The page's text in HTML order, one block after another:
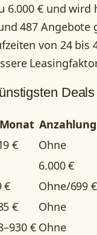
6.000 € und
487 Angebote
von 24 bis
Deals
Anzahlung
€ Ohne
6.000 €
€ Ohne/699 €
€ Ohne
€ Ohne